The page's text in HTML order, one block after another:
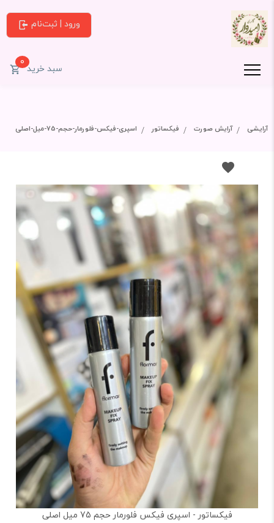
ورود | ثبت‌نام
سبد خرید0
آرایشی آرایش صورت فیکساتور اسپری-فیکس-فلورمار-حجم-75-میل-اصلی
فیکساتور - اسپری فیکس فلورمار حجم 75 میل اصلی